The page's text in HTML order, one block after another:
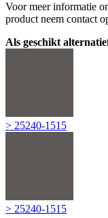
Voor meer informatie
product neem contact
Als geschikt
> 25240-1515
> 25240-1515